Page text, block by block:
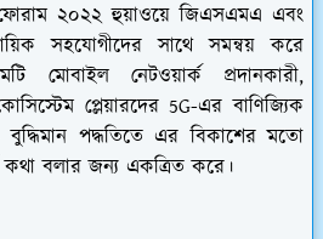
ফোরাম ২০২২ হুয়াওয়ে জিএসএমএ এবং
সহযোগীদের সাথে সমন্বয় করে
মোবাইল নেটওয়ার্ক প্রদানকারী,
প্লেয়ারদের 5G-এর বাণিজ্যিক
পদ্ধতিতে এর বিকাশের মতো
কথা বলার জন্য একত্রিত করে।